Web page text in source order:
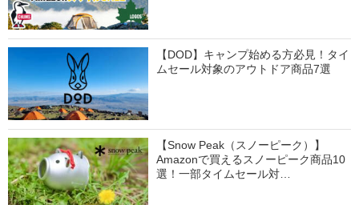
【DOD】キャンプ始める方必見！タイ
ムセール対象のアウトドア商品7選
【Snow Peak（スノーピーク）】
Amazonで買えるスノーピーク商品10
選！一部タイムセール対…